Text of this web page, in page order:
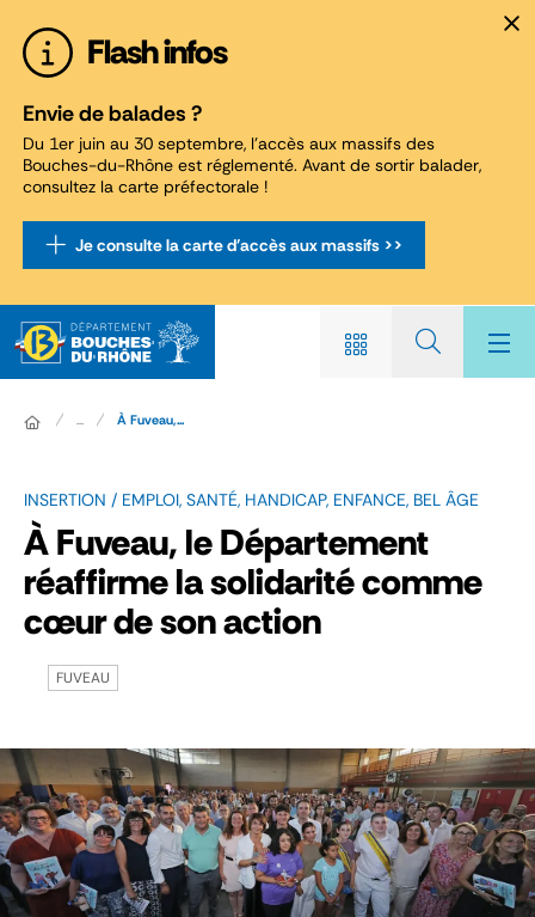
Flash infos
Envie de balades ?
Du 1er juin au 30 septembre, l'accès aux massifs des
Bouches-du-Rhône est réglementé. Avant de sortir balader,
consultez la carte préfectorale !
Je consulte la carte d'accès aux massifs >>
... À Fuveau,...
INSERTION / EMPLOI, SANTÉ, HANDICAP, ENFANCE, BEL ÂGE
À Fuveau, le Département
réaffirme la solidarité comme
cœur de son action
FUVEAU